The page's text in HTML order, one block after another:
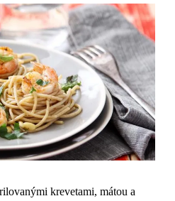
krevetami, mátou a